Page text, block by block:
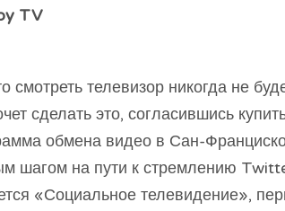
TV
смотреть телевизор никогда не
сделать это, согласившись
обмена видео в Сан-
шагом на пути к стремлению
«Социальное телевидение»,